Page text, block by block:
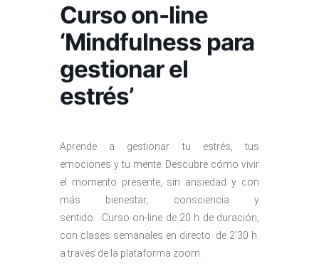
Curso on-line
‘Mindfulness para
gestionar el
estrés’
Aprende a gestionar tu estrés, tus
emociones y tu mente. Descubre cómo vivir
el momento presente, sin ansiedad y con
más bienestar, consciencia y
sentido. Curso on-line de 20 h de duración,
con clases semanales en directo de 2’30 h.
a través de la plataforma zoom.